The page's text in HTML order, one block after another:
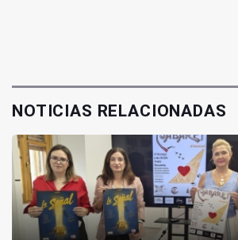
NOTICIAS RELACIONADAS